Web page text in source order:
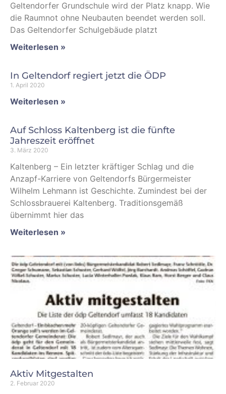
Geltendorfer Grundschule wird der Platz knapp. Wie
die Raumnot ohne Neubauten beendet werden soll.
Das Geltendorfer Schulgebäude platzt
Weiterlesen »
In Geltendorf regiert jetzt die ÖDP
1. April 2020
Weiterlesen »
Auf Schloss Kaltenberg ist die fünfte
Jahreszeit eröffnet
3. März 2020
Kaltenberg – Ein letzter kräftiger Schlag und die
Anzapf-Karriere von Geltendorfs Bürgermeister
Wilhelm Lehmann ist Geschichte. Zumindest bei der
Schlossbrauerei Kaltenberg. Traditionsgemäß
übernimmt hier das
Weiterlesen »
Aktiv Mitgestalten
2. Februar 2020